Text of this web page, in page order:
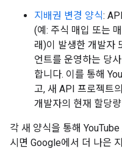
지배권 변경 양식:
(예: 주식 매입 또는
래)이 발생한 개발자
언트를 운영하는 당
합니다. 이를 통해
고, 새 API 프로젝트
개발자의 현재 할당
각 새 양식을 통해
시면 Google에서 더 나은